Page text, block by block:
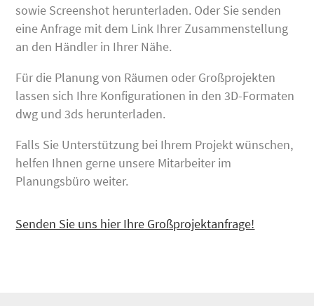
sowie Screenshot herunterladen. Oder Sie senden
eine Anfrage mit dem Link Ihrer Zusammenstellung
an den Händler in Ihrer Nähe.
Für die Planung von Räumen oder Großprojekten
lassen sich Ihre Konfigurationen in den 3D-Formaten
dwg und 3ds herunterladen.
Falls Sie Unterstützung bei Ihrem Projekt wünschen,
helfen Ihnen gerne unsere Mitarbeiter im
Planungsbüro weiter.
Senden Sie uns hier Ihre Großprojektanfrage!